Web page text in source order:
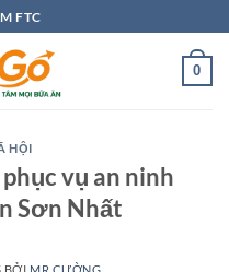
FTC
0
HỘI
vụ an ninh
Sơn Nhất
BỞI MR CƯỜNG